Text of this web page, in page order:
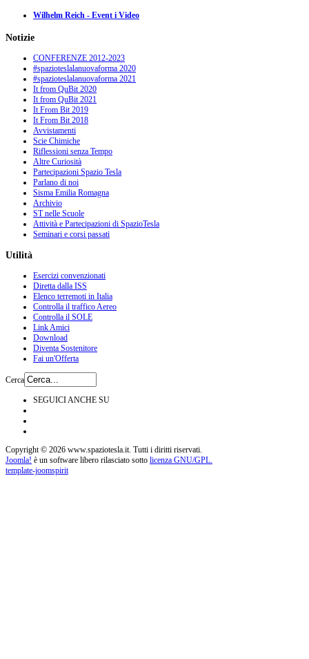
Wilhelm Reich - Event i Video
Notizie
CONFERENZE 2012-2023
#spazioteslalanuovaforma 2020
#spazioteslalanuovaforma 2021
It from QuBit 2020
It from QuBit 2021
It From Bit 2019
It From Bit 2018
Avvistamenti
Scie Chimiche
Riflessioni senza Tempo
Altre Curiosità
Partecipazioni Spazio Tesla
Parlano di noi
Sisma Emilia Romagna
Archivio
ST nelle Scuole
Attività e Partecipazioni di SpazioTesla
Seminari e corsi passati
Utilità
Esercizi convenzionati
Diretta dalla ISS
Elenco terremoti in Italia
Controlla il traffico Aereo
Controlla il SOLE
Link Amici
Download
Diventa Sostenitore
Fai un'Offerta
Cerca
SEGUICI ANCHE SU
Copyright © 2026 www.spaziotesla.it. Tutti i diritti riservati.
Joomla! è un software libero rilasciato sotto licenza GNU/GPL.
template-joomspirit